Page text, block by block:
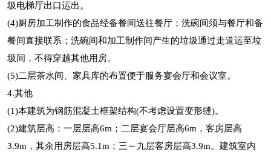
圾电梯厅出口运出。
(4)厨房加工制作的食品经备餐间送往餐厅；洗碗间须与餐厅和备
餐间直接联系；洗碗间和加工制作间产生的垃圾通过走道运至垃
圾间，不得穿越其他用房。
(5)二层茶水间、家具库的布置便于服务宴会厅和会议室。
4.其他
(1)本建筑为钢筋混凝土框架结构(不考虑设置变形缝)。
(2)建筑层高：一层层高6m；二层宴会厅层高6m，客房层高
3.9m，其余用房层高5.1m；三～九层客房层高3.9m。建筑室内